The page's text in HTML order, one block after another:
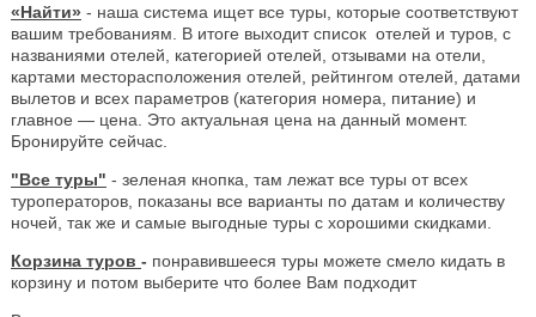
«Найти» - наша система ищет все туры, которые соответствуют
вашим требованиям. В итоге выходит список отелей и туров, с
названиями отелей, категорией отелей, отзывами на отели,
картами месторасположения отелей, рейтингом отелей, датами
вылетов и всех параметров (категория номера, питание) и
главное — цена. Это актуальная цена на данный момент.
Бронируйте сейчас.
"Все туры" - зеленая кнопка, там лежат все туры от всех
туроператоров, показаны все варианты по датам и количеству
ночей, так же и самые выгодные туры с хорошими скидками.
Корзина туров - понравившееся туры можете смело кидать в
корзину и потом выберите что более Вам подходит